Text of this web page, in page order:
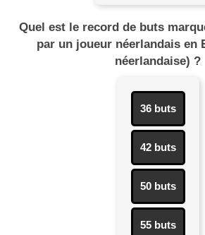
Quel est le record de buts
par un joueur néerlandais en
néerlandaise) ?
36 buts
42 buts
50 buts
55 buts